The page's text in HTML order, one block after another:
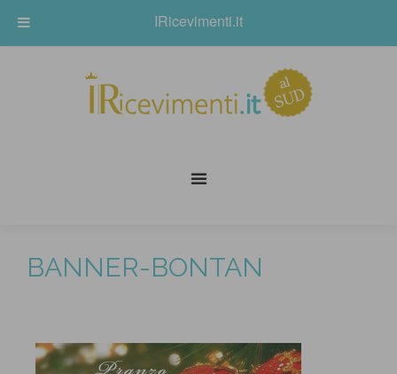
BANNER-BONTAN
IRicevimenti.it